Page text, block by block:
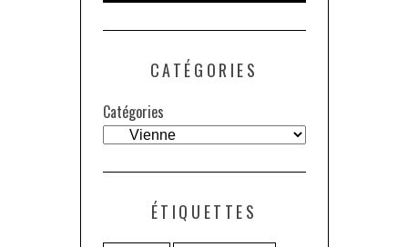
CATÉGORIES
Catégories
ÉTIQUETTES